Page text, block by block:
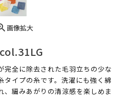
画像拡大
完全に除去された毛羽立ちの少な
タイプの糸です。洗濯にも強く綿
編みあがりの清涼感を楽しめま